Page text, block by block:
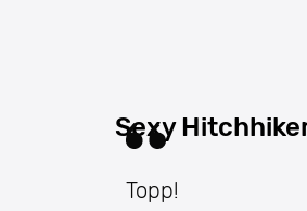
Sexy
Topp!